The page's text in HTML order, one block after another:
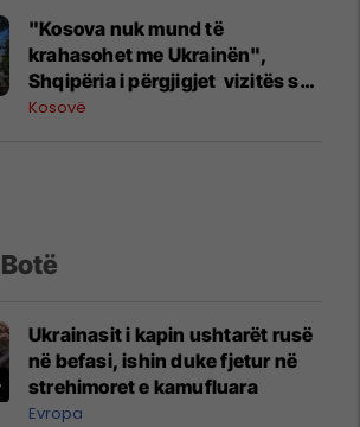
"Kosova nuk mund të
krahasohet me Ukrainën",
Shqipëria i përgjigjet vizitës së
Zelenskyt në Serbi
Kosovë
Ukrainasit i kapin ushtarët rusë
në befasi, ishin duke fjetur në
strehimoret e kamufluara
Evropa